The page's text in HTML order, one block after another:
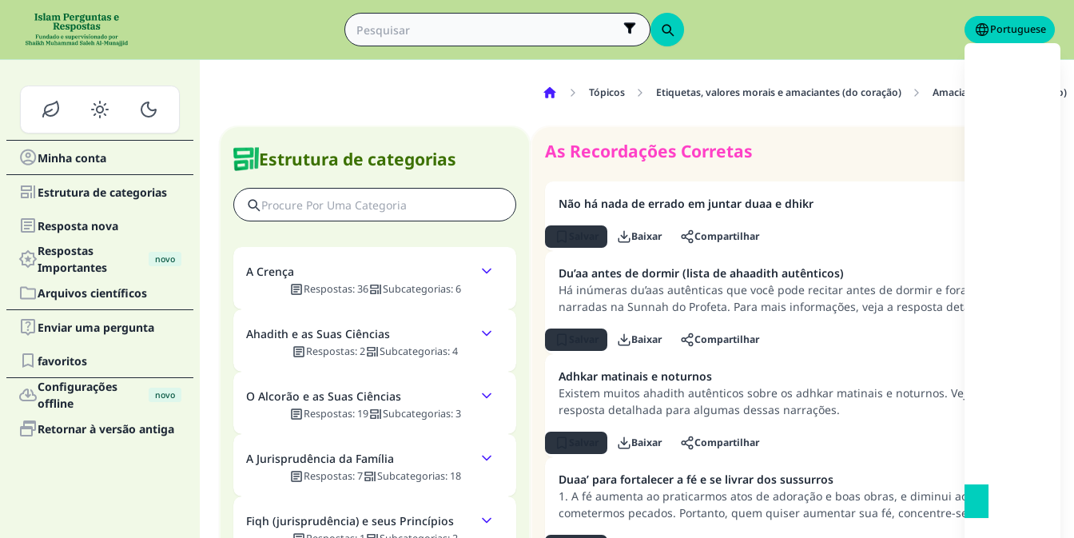
Portuguese
Minha conta
Estrutura de categorias
Resposta nova
Respostas
Importantes
novo
Arquivos científicos
Enviar uma pergunta
favoritos
Configurações
offline
novo
Retornar à versão antiga
Estrutura de categorias
A Crença
Respostas:36 Subcategorias: 6
Ahadith e as Suas Ciências
Respostas:2 Subcategorias:4
O Alcorão e as Suas Ciências
Respostas: 19 Subcategorias: 3
A Jurisprudência da Família
Respostas:7 Subcategorias: 18
Fiqh (jurisprudência) e seus Princípios
Tópicos Etiquetas, valores morais e amaciantes (do coração) Amaciantes (para o coração)
As Recordações Corretas
Não há nada de errado em juntar duaa e dhikr
Baixar Compartilhar
Du’aa antes de dormir (lista de ahaadith autênticos)
Há inúmeras du’aas autênticas que você pode recitar antes de dormir e foram
narradas na Sunnah do Profeta. Para mais informações, veja a resposta detalhada.
Baixar Compartilhar
Adhkar matinais e noturnos
Existem muitos ahadith autênticos sobre os adhkar matinais e noturnos. Veja a
resposta detalhada para algumas dessas narrações.
Baixar Compartilhar
Duaa’ para fortalecer a fé e se livrar dos sussurros
1. A fé aumenta ao praticarmos atos de adoração e boas obras, e diminui ao
cometermos pecados. Portanto, quem quiser aumentar sua fé, concentre-se em